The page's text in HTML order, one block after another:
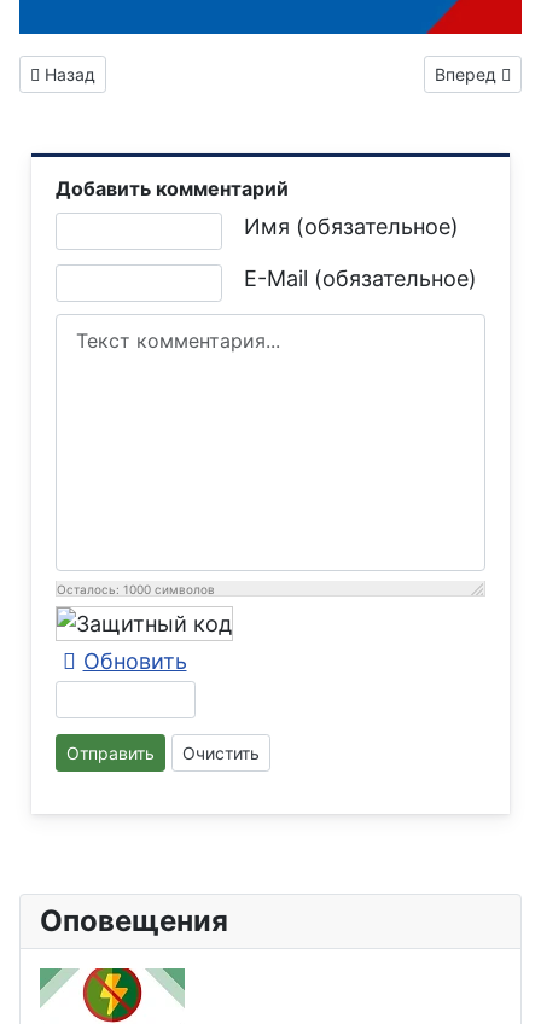
Предыдущий: Вниманию горловчан: график подачи воды на
Назад Следующий:
Вперед
Добавить комментарий
Имя (обязательное)
E-Mail (обязательное)
Текст комментария
Осталось: 1000 символов
Обновить
Отправить Очистить
Оповещения